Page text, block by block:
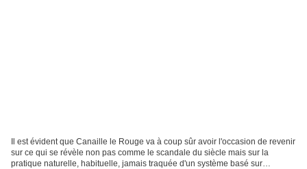
Il est évident que Canaille le Rouge va à coup sûr avoir l'occasion de revenir
sur ce qui se révèle non pas comme le scandale du siècle mais sur la
pratique naturelle, habituelle, jamais traquée d'un système basé sur